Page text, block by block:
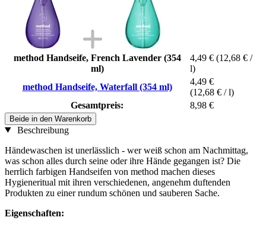
method Handseife, French Lavender (354
ml)
4,49 € (12,68 € /
l)
method Handseife, Waterfall (354 ml)
4,49 €
(12,68 € / l)
Gesamtpreis:
8,98 €
Beide in den Warenkorb
Beschreibung
Händewaschen ist unerlässlich - wer weiß schon am Nachmittag,
was schon alles durch seine oder ihre Hände gegangen ist? Die
herrlich farbigen Handseifen von method machen dieses
Hygieneritual mit ihren verschiedenen, angenehm duftenden
Produkten zu einer rundum schönen und sauberen Sache.
Eigenschaften: